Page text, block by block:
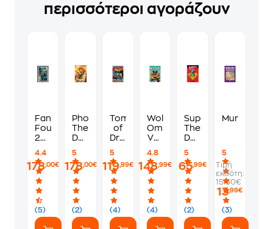
περισσότεροι αγοράζουν
Fantastic
Four/Doom
2099
4.4
(5)
178,00€
Phoenix:
The
Death
Rebirth
of
Jean
Grey
Omnibus
5
(2)
178,00€
Tomb
of
Dracula
Vol.
1
(New
Printing
2)
5
(4)
119,99€
Wolverine
Omnibus,
Vol.
4.8
(4)
148,99€
Superman:
The
Death
Return
of
Superman
Compendium
5
(2)
65,99€
Murdoku
5
(3)
Τιμή
εκδότη:
15.50€
13,99€